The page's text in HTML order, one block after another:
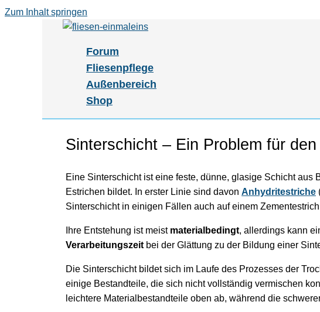
Zum Inhalt springen
Forum
Fliesenpflege
Außenbereich
Shop
Sinterschicht – Ein Problem für
Eine Sinterschicht ist eine feste, dünne, glasige Schicht
Estrichen bildet. In erster Linie sind davon Anhydritestriche
Sinterschicht in einigen Fällen auch auf einem
Ihre Entstehung ist meist materialbedingt, allerdings kann
Verarbeitungszeit bei der Glättung zu der Bildung einer
Die Sinterschicht bildet sich im Laufe des Prozesses der
einige Bestandteile, die sich nicht vollständig vermischen
leichtere Materialbestandteile oben ab, während die